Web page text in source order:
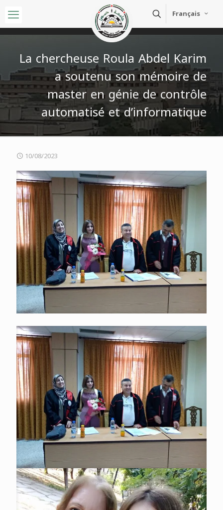
Français
La chercheuse Roula Abdel Karim
a soutenu son mémoire de
master en génie de contrôle
automatisé et d’informatique
10/08/2023